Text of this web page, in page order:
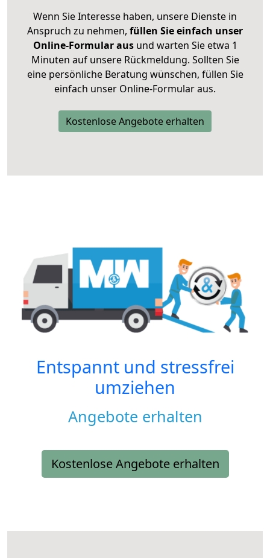
Wenn Sie Interesse haben, unsere Dienste in
Anspruch zu nehmen, füllen Sie einfach unser
Online-Formular ausund warten Sie etwa 1
Minuten auf unsere Rückmeldung. Sollten Sie
eine persönliche Beratung wünschen, füllen Sie
einfach unser Online-Formular aus.
Kostenlose Angebote erhalten
Entspannt und stressfrei
umziehen
Angebote erhalten
Kostenlose Angebote erhalten